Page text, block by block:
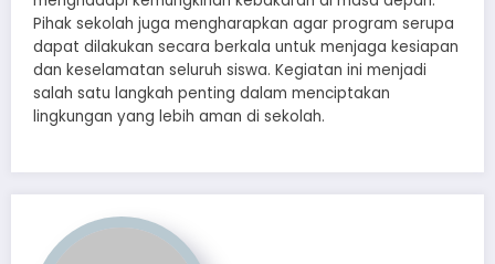
Pihak sekolah juga mengharapkan agar program serupa
dapat dilakukan secara berkala untuk menjaga kesiapan
dan keselamatan seluruh siswa. Kegiatan ini menjadi
salah satu langkah penting dalam menciptakan
lingkungan yang lebih aman di sekolah.